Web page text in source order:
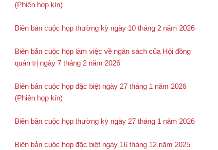
(Phiên họp kín)
Biên bản cuộc họp thường kỳ ngày 10 tháng 2 năm 2026
Biên bản cuộc họp làm việc về ngân sách của Hội đồng
quản trị ngày 7 tháng 2 năm 2026
Biên bản cuộc họp đặc biệt ngày 27 tháng 1 năm 2026
(Phiên họp kín)
Biên bản cuộc họp thường kỳ ngày 27 tháng 1 năm 2026
Biên bản cuộc họp đặc biệt ngày 16 tháng 12 năm 2025